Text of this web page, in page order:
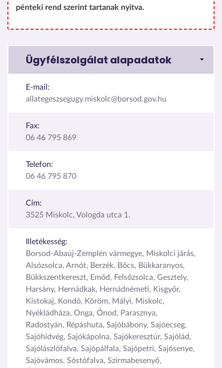
pénteki rend szerint tartanak nyitva.
Ügyfélszolgálat alapadatok
E-mail:
allategeszsegugy.miskolc@borsod.gov.hu
Fax:
06 46 795 869
Telefon:
06 46 795 870
Cím:
3525 Miskolc, Vologda utca 1.
Illetékesség:
Borsod-Abaúj-Zemplén vármegye, Miskolci járás,
Alsózsolca, Arnót, Berzék, Bőcs, Bükkaranyos,
Bükkszentkereszt, Emőd, Felsőzsolca, Gesztely,
Harsány, Hernádkak, Hernádnémeti, Kisgyőr,
Kistokaj, Kondó, Köröm, Mályi, Miskolc,
Nyékládháza, Onga, Ónod, Parasznya,
Radostyán, Répáshuta, Sajóbábony, Sajóecseg,
Sajóhídvég, Sajókápolna, Sajókeresztúr, Sajólád,
Sajólászlófalva, Sajópálfala, Sajópetri, Sajósenye,
Sajóvámos, Sóstófalva, Szirmabesenyő,